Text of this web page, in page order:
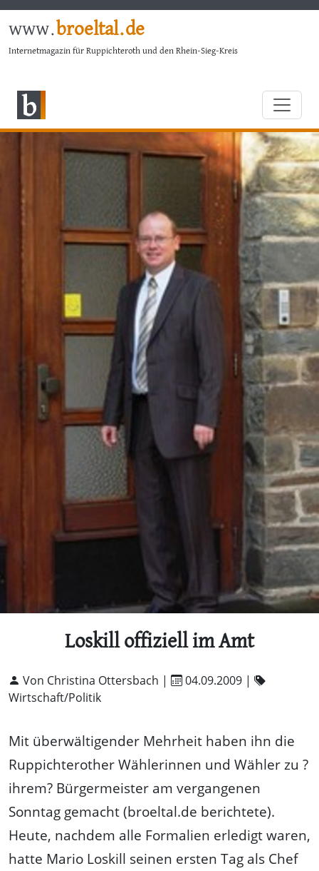
www.broeltal.de
Internetmagazin für Ruppichteroth und den Rhein-Sieg-Kreis
Loskill offiziell im Amt
Von Christina Ottersbach | 04.09.2009 |
Wirtschaft/Politik
Mit überwältigender Mehrheit haben ihn die
Ruppichterother Wählerinnen und Wähler zu ?
ihrem? Bürgermeister am vergangenen
Sonntag gemacht (broeltal.de berichtete).
Heute, nachdem alle Formalien erledigt waren,
hatte Mario Loskill seinen ersten Tag als Chef